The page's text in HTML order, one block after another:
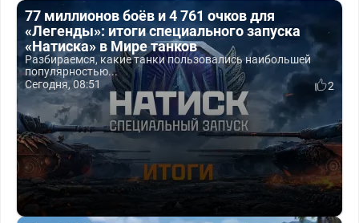
77 миллионов боёв и 4 761 очков для
«Легенды»: итоги специального запуска
«Натиска» в Мире танков
Разбираемся, какие танки пользовались наибольшей
популярностью...
Сегодня, 08:51
2